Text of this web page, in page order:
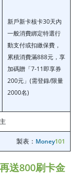
新戶新卡核卡30天內
一般消費綁定特選行
動支付或扣繳保費，
累積消費滿888元，享
加碼贈「7-11即享券
200元」(需登錄/限量
2000名)
製表： Money101
送800刷卡金